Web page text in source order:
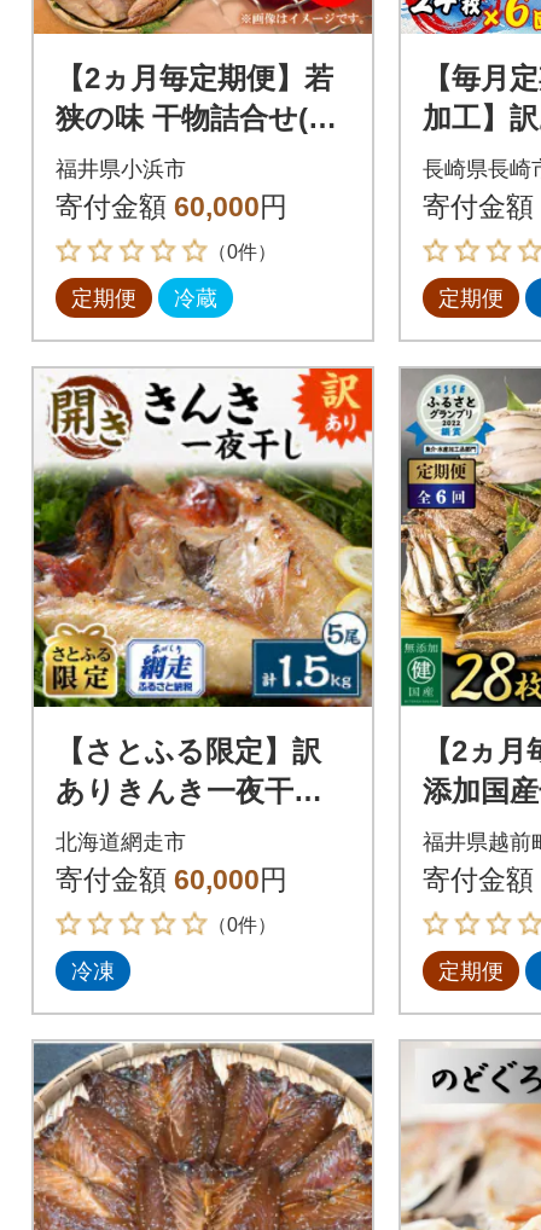
【2ヵ月毎定期便】若
狭の味 干物詰合せ(竹)
旬の魚をお届け全3回
福井県小浜市
寄付金額 60,000円
（0件）
定期便 冷蔵
【毎月
加工】
せ干物
枚)全6回
長崎県長崎
寄付金額
定期便
【さとふる限定】訳
ありきんき一夜干し5
尾セット
北海道網走市
寄付金額 60,000円
（0件）
冷凍
【2ヵ
添加国
種 合計
回
福井県越前
寄付金額
定期便